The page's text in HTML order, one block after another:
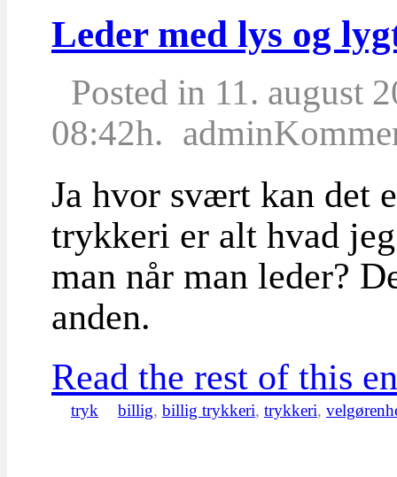
Leder med lys og
Posted in 11. august
08:42h. admin
Ja hvor svært kan det
trykkeri er alt hvad
man når man leder?
anden.
Read the rest of this
tryk billig, billig trykkeri, trykkeri,